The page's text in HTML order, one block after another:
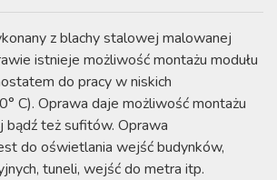
z blachy stalowej malowanej
istnieje możliwość montażu modułu
do pracy w niskich
C). Oprawa daje możliwość montażu
bądź też sufitów. Oprawa
do oświetlania wejść budynków,
tuneli, wejść do metra itp.